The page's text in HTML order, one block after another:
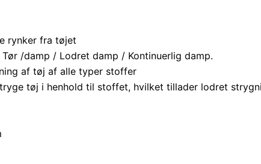
rynker fra tøjet
/damp / Lodret damp / Kontinuerlig damp.
af tøj af alle typer stoffer
tøj i henhold til stoffet, hvilket tillader lodret